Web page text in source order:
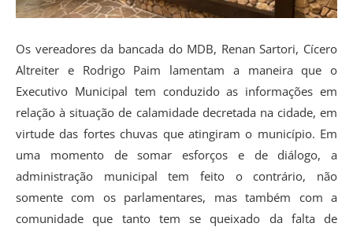
Os vereadores da bancada do MDB, Renan Sartori, Cícero
Altreiter e Rodrigo Paim lamentam a maneira que o
Executivo Municipal tem conduzido as informações em
relação à situação de calamidade decretada na cidade, em
virtude das fortes chuvas que atingiram o município. Em
uma momento de somar esforços e de diálogo, a
administração municipal tem feito o contrário, não
somente com os parlamentares, mas também com a
comunidade que tanto tem se queixado da falta de